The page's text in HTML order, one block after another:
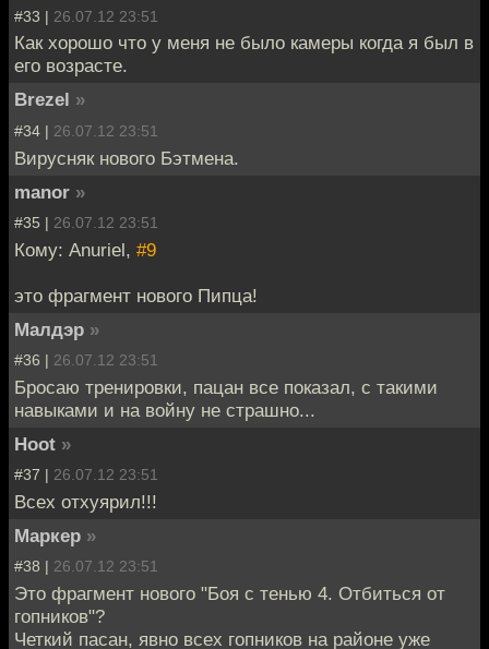
#33 | 26.07.12 23:51
Как хорошо что у меня не было камеры когда я был в
его возрасте.
Brezel »
#34 | 26.07.12 23:51
Вирусняк нового Бэтмена.
manor »
#35 | 26.07.12 23:51
Кому: Anuriel, #9
это фрагмент нового Пипца!
Малдэр »
#36 | 26.07.12 23:51
Бросаю тренировки, пацан все показал, с такими
навыками и на войну не страшно...
Hoot »
#37 | 26.07.12 23:51
Всех отхуярил!!!
Маркер »
#38 | 26.07.12 23:51
Это фрагмент нового "Боя с тенью 4. Отбиться от
гопников"?
Четкий пасан, явно всех гопников на районе уже